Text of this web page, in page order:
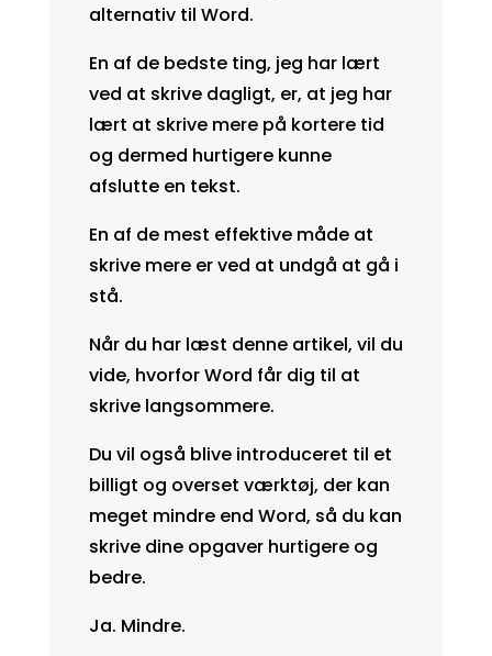
alternativ til Word.
En af de bedste ting, jeg har lært
ved at skrive dagligt, er, at jeg har
lært at skrive mere på kortere tid
og dermed hurtigere kunne
afslutte en tekst.
En af de mest effektive måde at
skrive mere er ved at undgå at gå i
stå.
Når du har læst denne artikel, vil du
vide, hvorfor Word får dig til at
skrive langsommere.
Du vil også blive introduceret til et
billigt og overset værktøj, der kan
meget mindre end Word, så du kan
skrive dine opgaver hurtigere og
bedre.
Ja. Mindre.